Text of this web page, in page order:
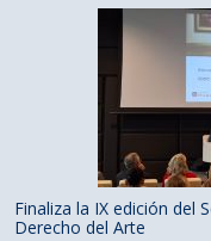
Finaliza la IX edición del
Derecho del Arte